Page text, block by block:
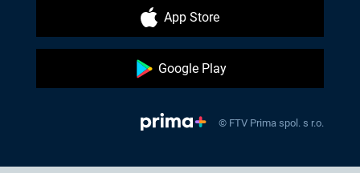
App Store
Google Play
© FTV Prima spol. s r.o.